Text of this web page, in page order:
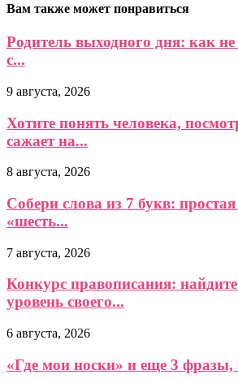
Вам также может понравиться
Родитель выходного дня: как не
с...
9 августа, 2026
Хотите понять человека,
сажает на...
8 августа, 2026
Собери слова из 7 букв:
«шесть...
7 августа, 2026
Конкурс правописания:
уровень своего...
6 августа, 2026
«Где мои носки» и еще 3 фразы,